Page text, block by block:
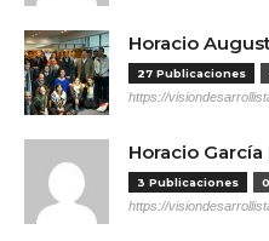
Horacio
27 Publicaciones
https://
Horacio García
3 Publicaciones
https://